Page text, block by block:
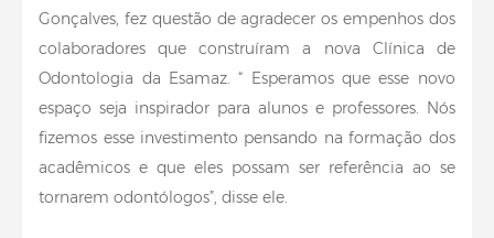
Gonçalves, fez questão de agradecer os empenhos dos
colaboradores que construíram a nova Clínica de
Odontologia da Esamaz. “ Esperamos que esse novo
espaço seja inspirador para alunos e professores. Nós
fizemos esse investimento pensando na formação dos
acadêmicos e que eles possam ser referência ao se
tornarem odontólogos”, disse ele.